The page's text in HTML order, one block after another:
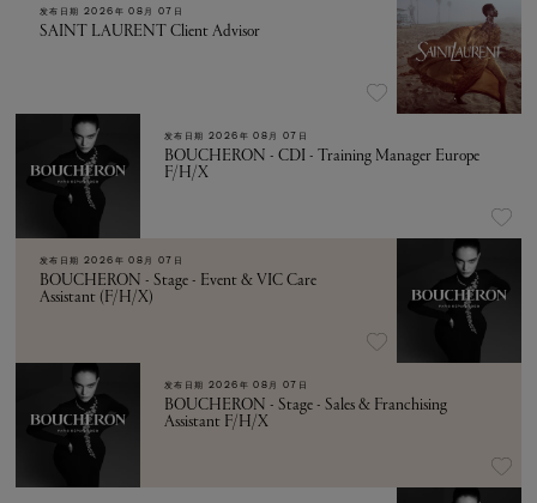
发布日期 2026年 08月 07日
SAINT LAURENT Client Advisor
发布日期 2026年 08月 07日
BOUCHERON - CDI - Training Manager Europe
F/H/X
发布日期 2026年 08月 07日
BOUCHERON - Stage - Event & VIC Care
Assistant (F/H/X)
发布日期 2026年 08月 07日
BOUCHERON - Stage - Sales & Franchising
Assistant F/H/X